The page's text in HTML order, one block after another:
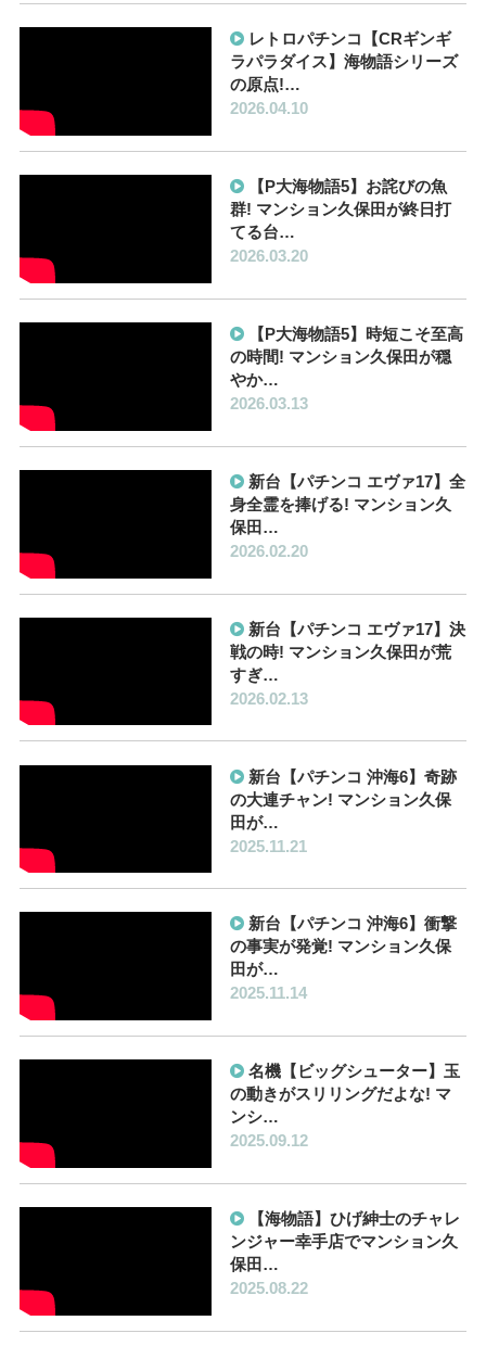
レトロパチンコ【CRギンギ
ラパラダイス】海物語シリーズ
の原点!…
2026.04.10
【P大海物語5】お詫びの魚
群! マンション久保田が終日打
てる台…
2026.03.20
【P大海物語5】時短こそ至高
の時間! マンション久保田が穏
やか…
2026.03.13
新台【パチンコ エヴァ17】全
身全霊を捧げる! マンション久
保田…
2026.02.20
新台【パチンコ エヴァ17】決
戦の時! マンション久保田が荒
すぎ…
2026.02.13
新台【パチンコ 沖海6】奇跡
の大連チャン! マンション久保
田が…
2025.11.21
新台【パチンコ 沖海6】衝撃
の事実が発覚! マンション久保
田が…
2025.11.14
名機【ビッグシューター】玉
の動きがスリリングだよな! マ
ンシ…
2025.09.12
【海物語】ひげ紳士のチャレ
ンジャー幸手店でマンション久
保田…
2025.08.22